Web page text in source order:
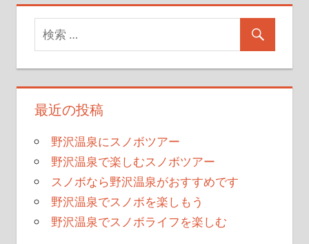
最近の投稿
野沢温泉にスノボツアー
野沢温泉で楽しむスノボツアー
スノボなら野沢温泉がおすすめです
野沢温泉でスノボを楽しもう
野沢温泉でスノボライフを楽しむ